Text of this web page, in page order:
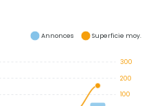
300
200
100
Annonces Superficie moy.